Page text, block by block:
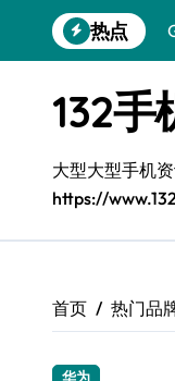
到
热点
132手
大型大型手机
https://
首页 热门品
华为